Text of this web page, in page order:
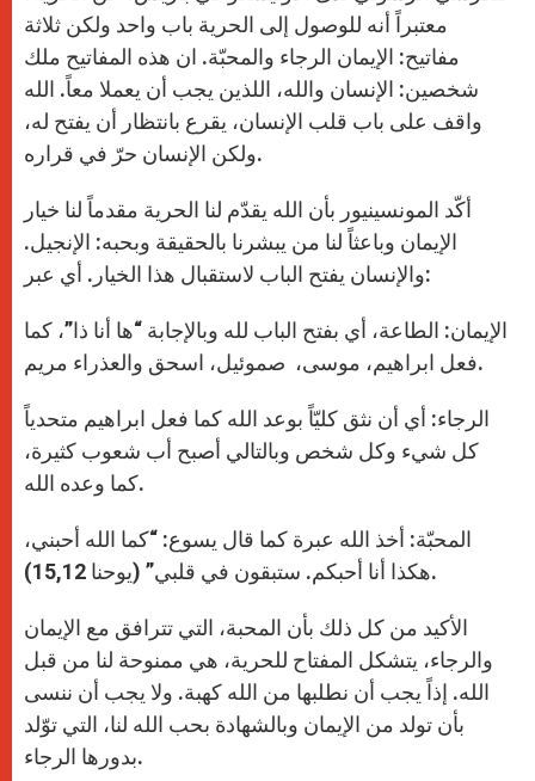
معتبراً أنه للوصول إلى الحرية باب واحد ولكن ثلاثة
مفاتيح: الإيمان الرجاء والمحبّة. ان هذه المفاتيح ملك
شخصين: الإنسان والله، اللذين يجب أن يعملا معاً. الله
واقف على باب قلب الإنسان، يقرع بانتظار أن يفتح له،
ولكن الإنسان حرّ في قراره.
أكّد المونسينيور بأن الله يقدّم لنا الحرية مقدماً لنا خيار
الإيمان وباعثاً لنا من يبشرنا بالحقيقة وبحبه: الإنجيل.
والإنسان يفتح الباب لاستقبال هذا الخيار. أي عبر:
الإيمان: الطاعة، أي بفتح الباب لله وبالإجابة “ها أنا ذا”، كما
فعل ابراهيم، موسى، صموئيل، اسحق والعذراء مريم.
الرجاء: أي أن نثق كليّاً بوعد الله كما فعل ابراهيم متحدياً
كل شيء وكل شخص وبالتالي أصبح أب شعوب كثيرة،
كما وعده الله.
المحبّة: أخذ الله عبرة كما قال يسوع: “كما الله أحبني،
هكذا أنا أحبكم. ستبقون في قلبي” (يوحنا 15,12).
الأكيد من كل ذلك بأن المحبة، التي تترافق مع الإيمان
والرجاء، يتشكل المفتاح للحرية، هي ممنوحة لنا من قبل
الله. إذاً يجب أن نطلبها من الله كهبة. ولا يجب أن ننسى
بأن تولد من الإيمان وبالشهادة بحب الله لنا، التي توّلد
بدورها الرجاء.